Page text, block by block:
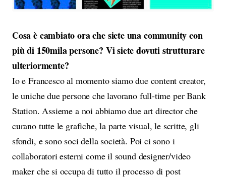
Cosa è cambiato ora che siete una community con
più di 150mila persone? Vi siete dovuti strutturare
ulteriormente?
Io e Francesco al momento siamo due content creator,
le uniche due persone che lavorano full-time per Bank
Station. Assieme a noi abbiamo due art director che
curano tutte le grafiche, la parte visual, le scritte, gli
sfondi, e sono soci della società. Poi ci sono i
collaboratori esterni come il sound designer/video
maker che si occupa di tutto il processo di post